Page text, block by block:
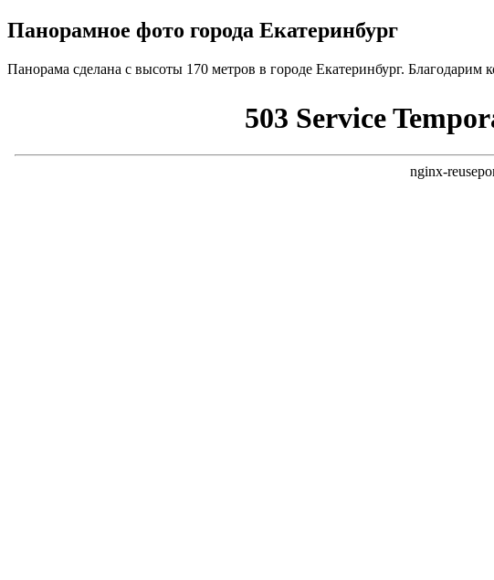
Панорамное фото города Екатеринбург
Панорама сделана с высоты 170 метров в городе Екатеринбург.